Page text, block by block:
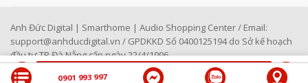
LIÊN HỆ
0901 993 997
Anh Đức Digital | Smarthome | Audio Shopping Center / Email:
support@anhducdigital.vn / GPDKKD Số 0400125194 do Sở kế hoạch
đầu tư TP Đà Nẵng cấp ngày 22/4/1996